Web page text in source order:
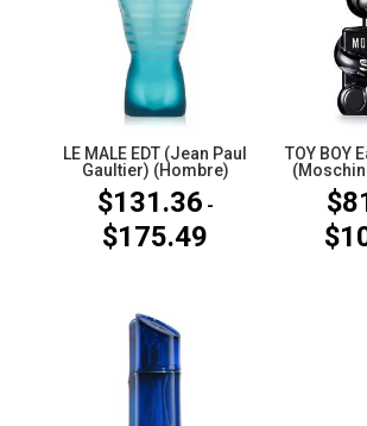
LE MALE EDT (Jean Paul
Gaultier) (Hombre)
$131.36 -
$175.49
TOY BOY
$
$